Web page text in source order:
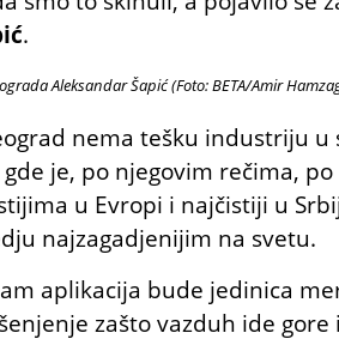
.
Aleksandar Šapić (Foto: BETA/Amir
nema tešku industriju u
je, po njegovim rečima,
u Evropi i najčistiji u
najzagadjenijim na svetu.
aplikacija bude jedinica
zašto vazduh ide gore